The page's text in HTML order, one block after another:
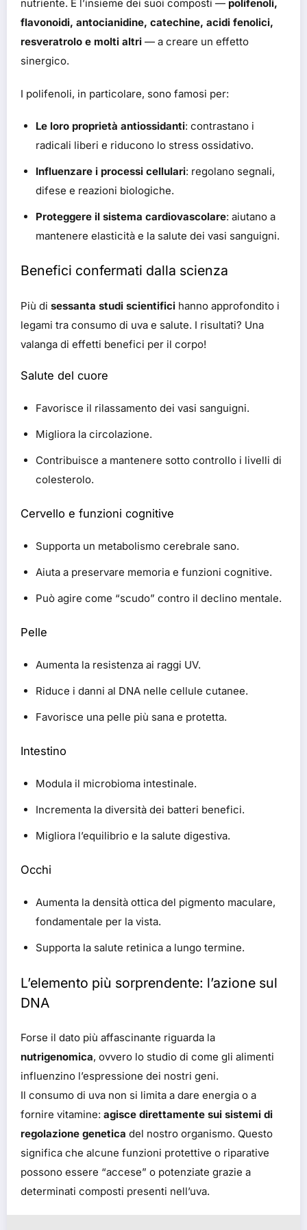
nutriente. È l’insieme dei suoi composti — polifenoli,
flavonoidi, antocianidine, catechine, acidi fenolici,
resveratrolo e molti altri — a creare un effetto
sinergico.
I polifenoli, in particolare, sono famosi per:
Le loro proprietà antiossidanti: contrastano i
radicali liberi e riducono lo stress ossidativo.
Influenzare i processi cellulari: regolano segnali,
difese e reazioni biologiche.
Proteggere il sistema cardiovascolare: aiutano a
mantenere elasticità e la salute dei vasi sanguigni.
Benefici confermati dalla scienza
Più di sessanta studi scientifici hanno approfondito i
legami tra consumo di uva e salute. I risultati? Una
valanga di effetti benefici per il corpo!
Salute del cuore
Favorisce il rilassamento dei vasi sanguigni.
Migliora la circolazione.
Contribuisce a mantenere sotto controllo i livelli di
colesterolo.
Cervello e funzioni cognitive
Supporta un metabolismo cerebrale sano.
Aiuta a preservare memoria e funzioni cognitive.
Può agire come “scudo” contro il declino mentale.
Pelle
Aumenta la resistenza ai raggi UV.
Riduce i danni al DNA nelle cellule cutanee.
Favorisce una pelle più sana e protetta.
Intestino
Modula il microbioma intestinale.
Incrementa la diversità dei batteri benefici.
Migliora l’equilibrio e la salute digestiva.
Occhi
Aumenta la densità ottica del pigmento maculare,
fondamentale per la vista.
Supporta la salute retinica a lungo termine.
L’elemento più sorprendente: l’azione sul
DNA
Forse il dato più affascinante riguarda la
nutrigenomica, ovvero lo studio di come gli alimenti
influenzino l’espressione dei nostri geni.
Il consumo di uva non si limita a dare energia o a
fornire vitamine: agisce direttamente sui sistemi di
regolazione genetica del nostro organismo. Questo
significa che alcune funzioni protettive o riparative
possono essere “accese” o potenziate grazie a
determinati composti presenti nell’uva.